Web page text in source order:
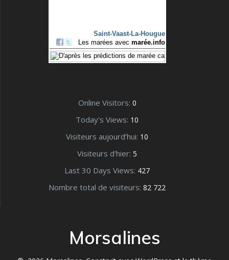
Online Visitors: 0
Today's Views: 10
Visiteurs aujourd’hui: 10
Visiteurs d’hier: 5
Last 30 Days Views: 427
Nombre total de visiteurs: 82 722
Morsalines